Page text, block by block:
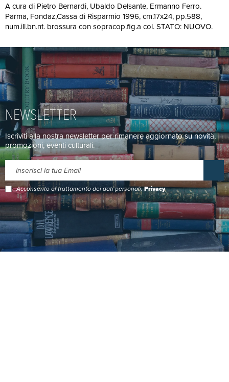
A cura di Pietro Bernardi, Ubaldo Delsante, Ermanno Ferro.
Parma, Fondaz,Cassa di Risparmio 1996, cm.17x24, pp.588,
num.ill.bn.nt. brossura con sopracop.fig.a col. STATO: NUOVO.
NEWSLETTER
Iscriviti alla nostra newsletter per rimanere aggiornato su novità,
promozioni, eventi culturali.
Acconsento al trattamento dei dati personali.Privacy